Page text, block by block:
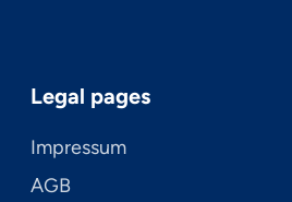
Legal pages
Impressum
AGB